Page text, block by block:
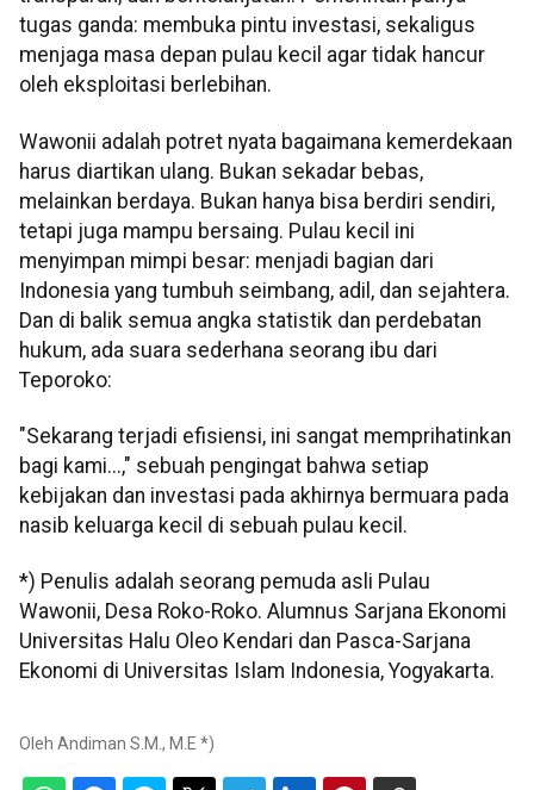
tugas ganda: membuka pintu investasi, sekaligus
menjaga masa depan pulau kecil agar tidak hancur
oleh eksploitasi berlebihan.
Wawonii adalah potret nyata bagaimana kemerdekaan
harus diartikan ulang. Bukan sekadar bebas,
melainkan berdaya. Bukan hanya bisa berdiri sendiri,
tetapi juga mampu bersaing. Pulau kecil ini
menyimpan mimpi besar: menjadi bagian dari
Indonesia yang tumbuh seimbang, adil, dan sejahtera.
Dan di balik semua angka statistik dan perdebatan
hukum, ada suara sederhana seorang ibu dari
Teporoko:
"Sekarang terjadi efisiensi, ini sangat memprihatinkan
bagi kami...," sebuah pengingat bahwa setiap
kebijakan dan investasi pada akhirnya bermuara pada
nasib keluarga kecil di sebuah pulau kecil.
*) Penulis adalah seorang pemuda asli Pulau
Wawonii, Desa Roko-Roko. Alumnus Sarjana Ekonomi
Universitas Halu Oleo Kendari dan Pasca-Sarjana
Ekonomi di Universitas Islam Indonesia, Yogyakarta.
Oleh Andiman S.M., M.E *)